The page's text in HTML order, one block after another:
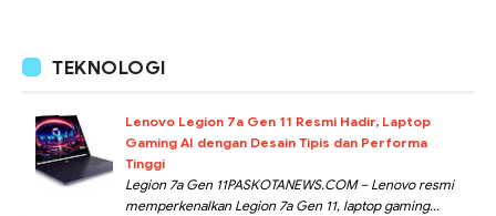
TEKNOLOGI
Lenovo Legion 7a Gen 11 Resmi Hadir, Laptop
Gaming AI dengan Desain Tipis dan Performa
Tinggi
Legion 7a Gen 11PASKOTANEWS.COM – Lenovo resmi
memperkenalkan Legion 7a Gen 11, laptop gaming...